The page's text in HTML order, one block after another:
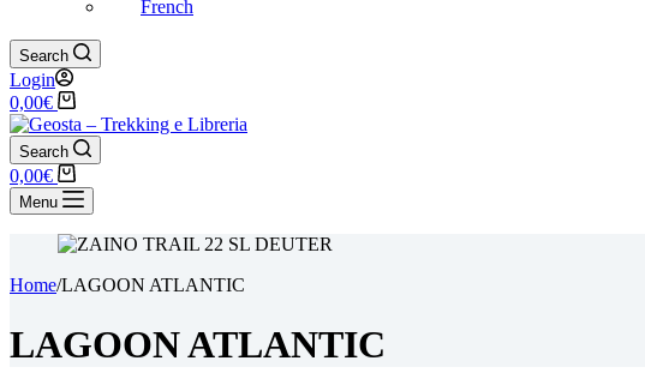
French
Search
Login
Carrello
0,00€
Search
Carrello
0,00€
Menu
Home/LAGOON ATLANTIC
LAGOON ATLANTIC